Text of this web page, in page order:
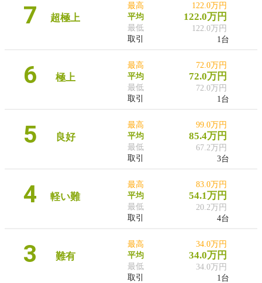
7 超極上
最高
平均
最低
取引
122.0万円
122.0万円
122.0万円
1台
6 極上
最高
平均
最低
取引
72.0万円
72.0万円
72.0万円
1台
5 良好
最高
平均
最低
取引
99.0万円
85.4万円
67.2万円
3台
4 軽い難
最高
平均
最低
取引
83.0万円
54.1万円
20.2万円
4台
3 難有
最高
平均
最低
取引
34.0万円
34.0万円
34.0万円
1台